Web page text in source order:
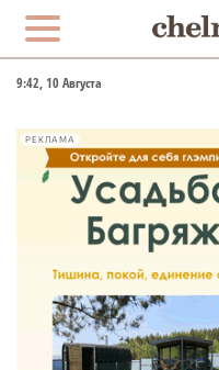
9:42, 10 Августа
РЕКЛАМА